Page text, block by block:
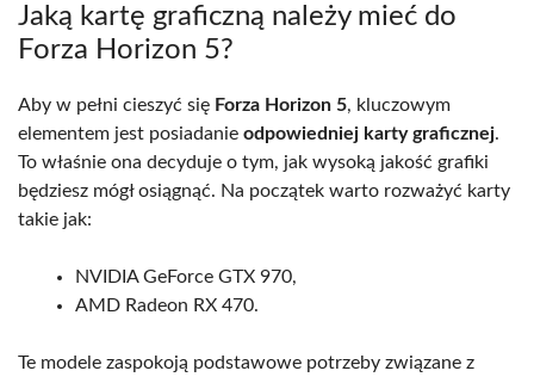
Jaką kartę graficzną należy mieć do
Forza Horizon 5?
Aby w pełni cieszyć się Forza Horizon 5, kluczowym
elementem jest posiadanie odpowiedniej karty graficznej.
To właśnie ona decyduje o tym, jak wysoką jakość grafiki
będziesz mógł osiągnąć. Na początek warto rozważyć karty
takie jak:
NVIDIA GeForce GTX 970,
AMD Radeon RX 470.
Te modele zaspokoją podstawowe potrzeby związane z